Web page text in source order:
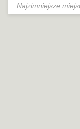
Najzimniejsze